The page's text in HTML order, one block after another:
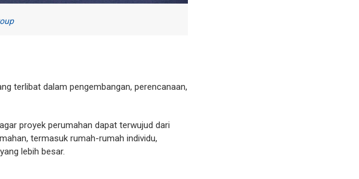
terlibat dalam pengembangan, perencanaan,
proyek perumahan dapat terwujud dari
termasuk rumah-rumah individu,
lebih besar.